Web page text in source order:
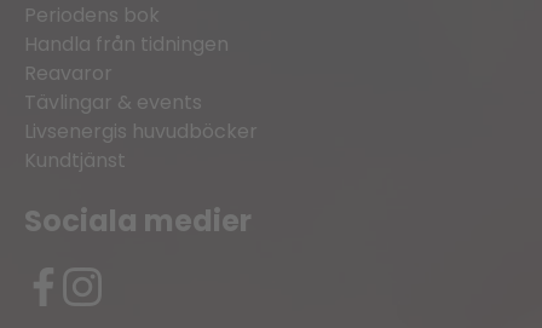
Periodens bok
Handla från tidningen
Reavaror
Tävlingar & events
Livsenergis huvudböcker
Kundtjänst
Sociala medier